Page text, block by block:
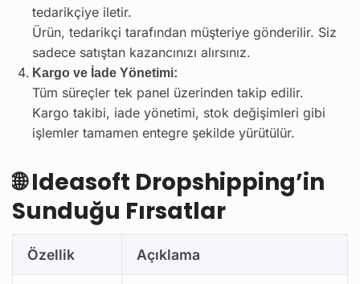
tedarikçiye iletir.
Ürün, tedarikçi tarafından müşteriye gönderilir. Siz
sadece satıştan kazancınızı alırsınız.
Kargo ve İade Yönetimi:
Tüm süreçler tek panel üzerinden takip edilir.
Kargo takibi, iade yönetimi, stok değişimleri gibi
işlemler tamamen entegre şekilde yürütülür.
🌐Ideasoft Dropshipping’in
Sunduğu Fırsatlar
Özellik Açıklama